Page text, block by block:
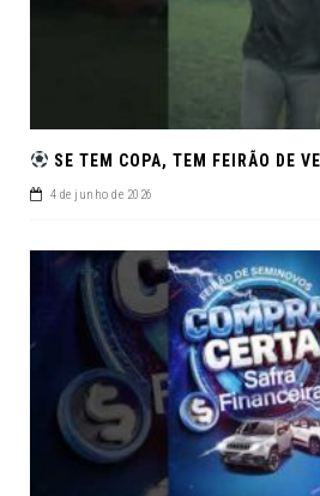
SE TEM COPA, TEM FEIRÃO DE
4 de junho de 2026